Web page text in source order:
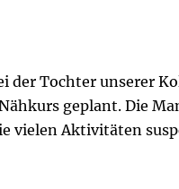
der Tochter unserer
geplant. Die
vielen Aktivitäten